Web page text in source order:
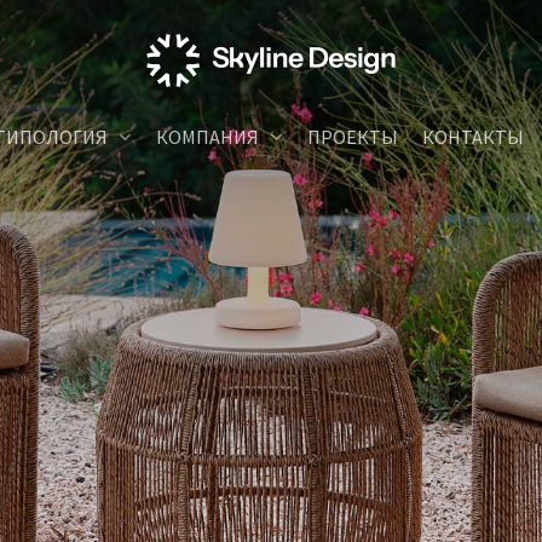
КОМПАНИЯ ПРОЕКТЫ КОНТАКТЫ